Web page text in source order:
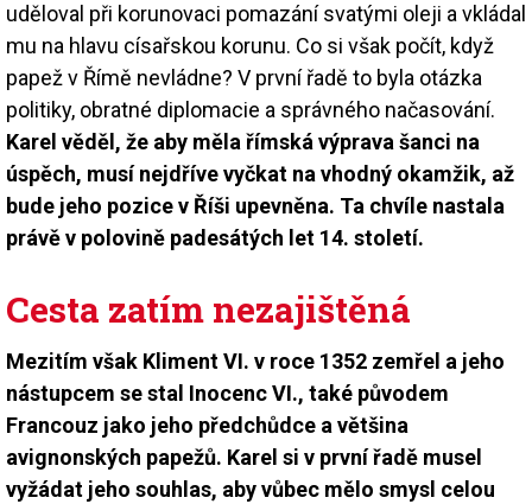
uděloval při korunovaci pomazání svatými oleji a vkládal
mu na hlavu císařskou korunu. Co si však počít, když
papež v Římě nevládne? V první řadě to byla otázka
politiky, obratné diplomacie a správného načasování.
Karel věděl, že aby měla římská výprava šanci na
úspěch, musí nejdříve vyčkat na vhodný okamžik, až
bude jeho pozice v Říši upevněna. Ta chvíle nastala
právě v polovině padesátých let 14. století.
Cesta zatím nezajištěná
Mezitím však Kliment VI. v roce 1352 zemřel a jeho
nástupcem se stal Inocenc VI., také původem
Francouz jako jeho předchůdce a většina
avignonských papežů. Karel si v první řadě musel
vyžádat jeho souhlas, aby vůbec mělo smysl celou